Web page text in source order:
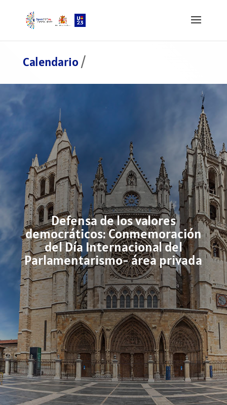
Calendario /
Defensa de los valores
democráticos: Conmemoración
del Día Internacional del
Parlamentarismo- área privada